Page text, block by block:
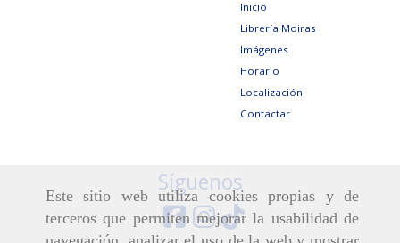
Este sitio web utiliza cookies propias y de
terceros que permiten mejorar la usabilidad de
Inicio
Librería Moiras
Imágenes
Horario
Localización
Contactar
Síguenos